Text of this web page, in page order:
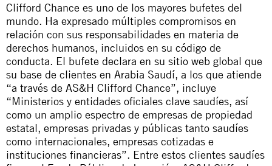
Clifford Chance es uno de los mayores bufetes del
mundo. Ha expresado múltiples compromisos en
relación con sus responsabilidades en materia de
derechos humanos, incluidos en su código de
conducta. El bufete declara en su sitio web global que
su base de clientes en Arabia Saudí, a los que atiende
“a través de AS&H Clifford Chance”, incluye
“Ministerios y entidades oficiales clave saudíes, así
como un amplio espectro de empresas de propiedad
estatal, empresas privadas y públicas tanto saudíes
como internacionales, empresas cotizadas e
instituciones financieras”. Entre estos clientes saudíes